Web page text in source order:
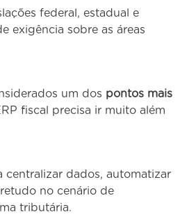
federal, estadual e
exigência sobre as áreas
um dos pontos mais
fiscal precisa ir muito além
centralizar dados, automatizar
no cenário de
tributária.